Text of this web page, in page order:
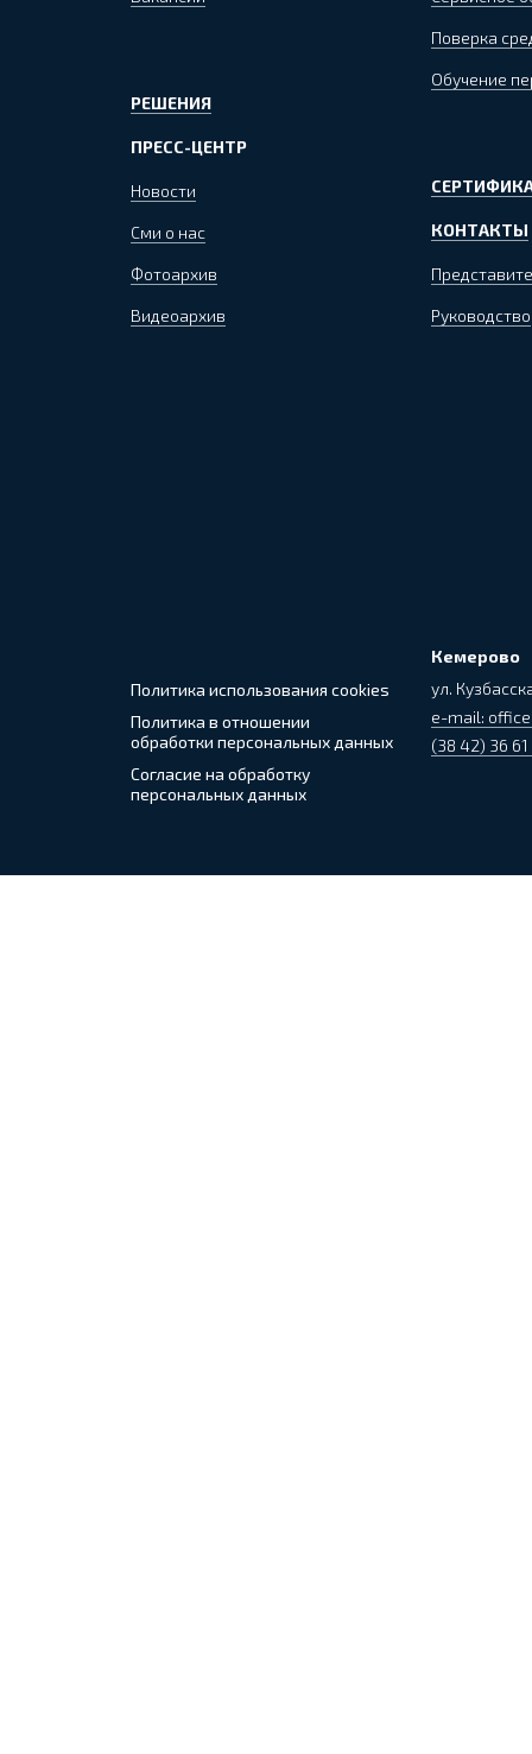
РЕШЕНИЯ
ПРЕСС-ЦЕНТР
Новости
Сми о нас
Фотоархив
Видеоархив
Поверка
Обучение
КОНТАКТЫ
Руководство
Политика использования cookies
Политика в отношении
обработки персональных данных
Согласие на обработку
персональных данных
Кемерово
ул.
e-mail:
(38 42) 36